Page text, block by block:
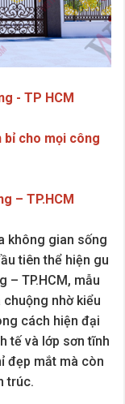
- TP HCM
bỉ cho mọi công
– TP.HCM
không gian sống
tiên thể hiện gu
– TP.HCM, mẫu
nhờ kiểu
cách hiện đại
tế và lớp sơn tĩnh
đẹp mắt mà còn
trúc.